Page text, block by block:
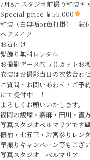
7月8月スタジオ前撮り和装キ
Special price ￥55,000
和装（白無垢or色打掛） 紋
ヘアメイク
お着付け
髪飾り無料レンタル
お撮影データ約５０カットお
衣装はお撮影当日の衣装合わ
ご質問・お問いあわせ・ご
にて受付中！！！
よろしくお願いいたします。
福岡の飯塚・嘉麻・田川・直
写真スタジオベルマリアです
振袖・七五三・お宮参りレン
早撮りキャンペーン等もござ
写真スタジオ ベルマリア